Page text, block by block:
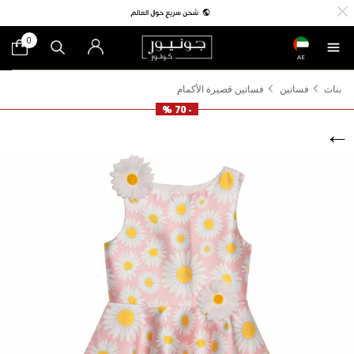
AE
0
بنات فساتين
فساتين قصيرة الأكمام
- 70 %